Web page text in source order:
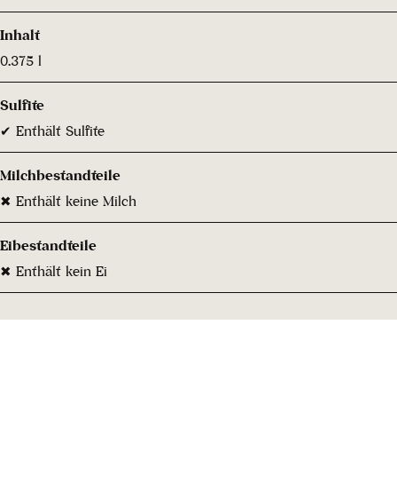
Inhalt
0.375 l
Sulfite
✔ Enthält Sulfite
Milchbestandteile
✖ Enthält keine Milch
Eibestandteile
✖ Enthält kein Ei